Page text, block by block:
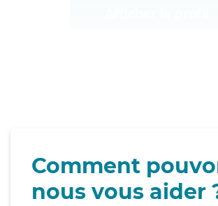
Comment
nous vous aider